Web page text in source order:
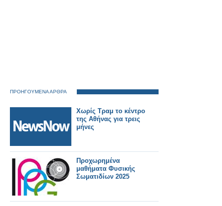
ΠΡΟΗΓΟΥΜΕΝΑ ΑΡΘΡΑ
Χωρίς Τραμ το κέντρο
της Αθήνας για τρεις
μήνες
Προχωρημένα
μαθήματα Φυσικής
Σωματιδίων 2025